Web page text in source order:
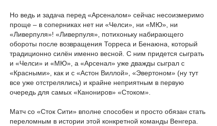
Но ведь и задача перед «Арсеналом» сейчас несоизмеримо
проще – в соперниках нет ни «Челси», ни «МЮ», ни
«Ливерпуля»! «Ливерпуля», потихоньку набирающего
обороты после возвращения Торреса и Бенаюна, который
традиционно силён именно весной. С ним придется сыграть
и «Челси» и «МЮ», а «Арсенал» уже дважды сыграл с
«Красными», как и с «Астон Виллой», «Эвертоном» (ну тут
все уже отстрелялись) и крайне неприятным в первую
очередь для самых «Канониров» «Стоком».
Матч со «Сток Сити» вполне способен и просто обязан стать
переломным в истории этой конкретной команды Венгера.